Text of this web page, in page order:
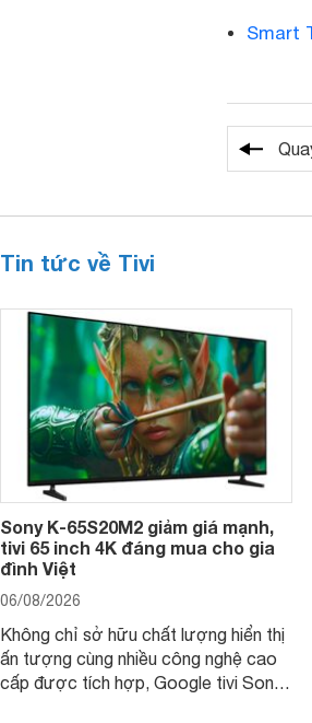
Smart
Tin tức về Tivi
Sony K-65S20M2 giảm giá mạnh,
tivi 65 inch 4K đáng mua cho gia
đình Việt
06/08/2026
Không chỉ sở hữu chất lượng hiển thị
ấn tượng cùng nhiều công nghệ cao
cấp được tích hợp, Google tivi Sony